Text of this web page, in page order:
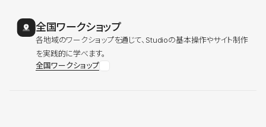
全国ワークショップ
各地域のワークショップを通じて、Studioの基本操作やサイト制作
を実践的に学べます。
全国ワークショップ